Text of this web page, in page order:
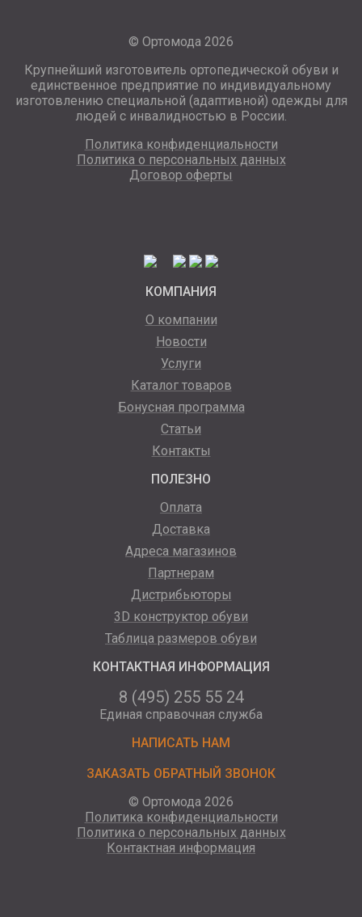
© Ортомода 2026
Крупнейший изготовитель ортопедической обуви и
единственное предприятие по индивидуальному
изготовлению специальной (адаптивной) одежды для
людей с инвалидностью в России.
Политика конфиденциальности
Политика о персональных данных
Договор оферты
КОМПАНИЯ
О компании
Новости
Услуги
Каталог товаров
Бонусная программа
Статьи
Контакты
ПОЛЕЗНО
Оплата
Доставка
Адреса магазинов
Партнерам
Дистрибьюторы
3D конструктор обуви
Таблица размеров обуви
КОНТАКТНАЯ ИНФОРМАЦИЯ
8 (495) 255 55 24
Единая справочная служба
НАПИСАТЬ НАМ
ЗАКАЗАТЬ ОБРАТНЫЙ ЗВОНОК
© Ортомода 2026
Политика конфиденциальности
Политика о персональных данных
Контактная информация